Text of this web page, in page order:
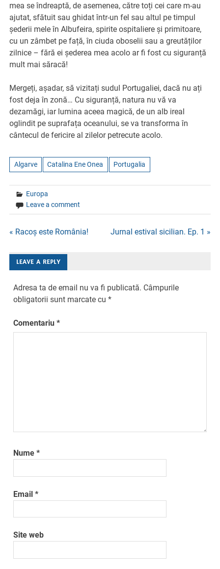
mea se îndreaptă, de asemenea, către toți cei care m-au
ajutat, sfătuit sau ghidat într-un fel sau altul pe timpul
șederii mele în Albufeira, spirite ospitaliere și primitoare,
cu un zâmbet pe față, în ciuda oboselii sau a greutăților
zilnice – fără ei șederea mea acolo ar fi fost cu siguranță
mult mai săracă!
Mergeți, așadar, să vizitați sudul Portugaliei, dacă nu ați
fost deja în zonă… Cu siguranță, natura nu vă va
dezamăgi, iar lumina aceea magică, de un alb ireal
oglindit pe suprafața oceanului, se va transforma în
cântecul de fericire al zilelor petrecute acolo.
Algarve Catalina Ene Onea Portugalia
Europa
Leave a comment
Navigare
în
articole
« Racoș este România! Jurnal estival sicilian. Ep. 1 »
LEAVE A REPLY
Adresa ta de email nu va fi publicată. Câmpurile
obligatorii sunt marcate cu*
Comentariu*
Nume*
Email*
Site web